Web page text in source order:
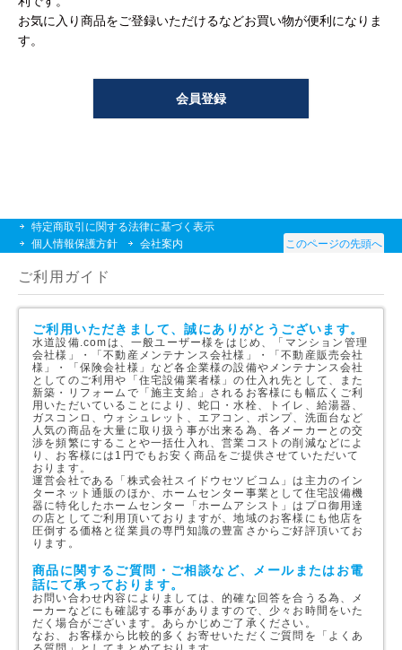
トイレ見積もりフォーム
給湯器見積もりフォーム
取り扱いメーカー 協力業者募集
お気に入り商品をご登録いただけるなどお買い物が便利になりま
す。
会員登録
特定商取引に関する法律に基づく表示
個人情報保護方針
会社案内 このページの先頭へ
ご利用ガイド
ご利用いただきまして、誠にありがとうございます。
水道設備.comは、一般ユーザー様をはじめ、「マンション管理
会社様」・「不動産メンテナンス会社様」・「不動産販売会社
様」・「保険会社様」など各企業様の設備やメンテナンス会社
としてのご利用や「住宅設備業者様」の仕入れ先として、また
新築・リフォームで「施主支給」されるお客様にも幅広くご利
用いただいていることにより、蛇口・水栓、トイレ、給湯器、
ガスコンロ、ウォシュレット、エアコン、ポンプ、洗面台など
人気の商品を大量に取り扱う事が出来る為、各メーカーとの交
渉を頻繁にすることや一括仕入れ、営業コストの削減などによ
り、お客様には1円でもお安く商品をご提供させていただいて
おります。
運営会社である「株式会社スイドウセツビコム」は主力のイン
ターネット通販のほか、ホームセンター事業として住宅設備機
器に特化したホームセンター「ホームアシスト」はプロ御用達
の店としてご利用頂いておりますが、地域のお客様にも他店を
圧倒する価格と従業員の専門知識の豊富さからご好評頂いてお
ります。
商品に関するご質問・ご相談など、メールまたはお電
話にて承っております。
お問い合わせ内容によりましては、的確な回答を合うる為、メ
ーカーなどにも確認する事がありますので、少々お時間をいた
だく場合がございます。あらかじめご了承ください。
なお、お客様から比較的多くお寄せいただくご質問を「よくあ